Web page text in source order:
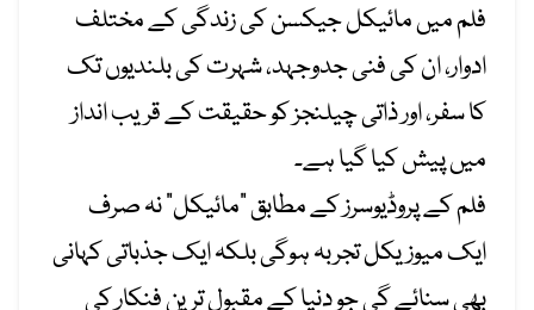
فلم میں مائیکل جیکسن کی زندگی کے مختلف
ادوار، ان کی فنی جدوجہد، شہرت کی بلندیوں تک
کا سفر، اور ذاتی چیلنجز کو حقیقت کے قریب انداز
میں پیش کیا گیا ہے۔
فلم کے پروڈیوسرز کے مطابق “مائیکل” نہ صرف
ایک میوزیکل تجربہ ہوگی بلکہ ایک جذباتی کہانی
بھی سنائے گی جو دنیا کے مقبول ترین فنکار کی